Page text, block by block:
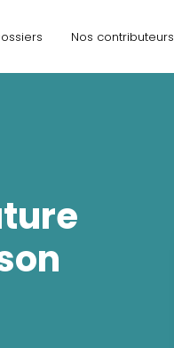
Nos contributeurs